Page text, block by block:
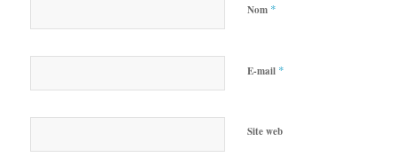
Nom *
E-mail *
Site web